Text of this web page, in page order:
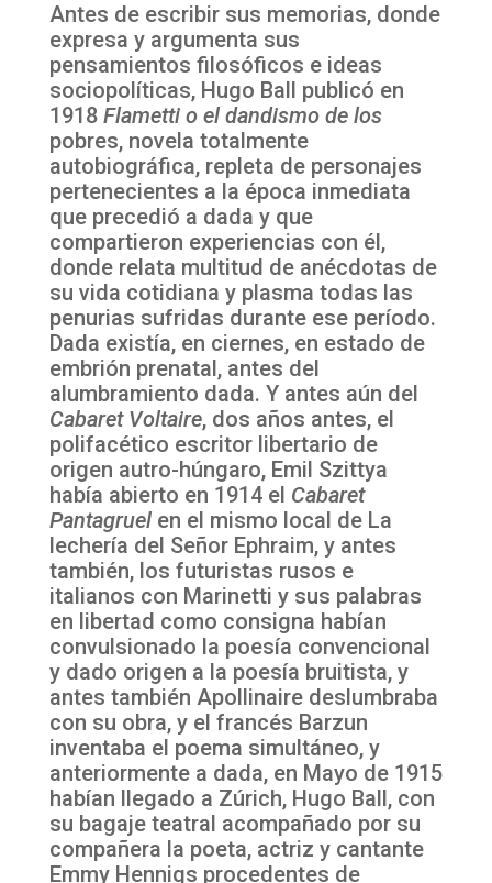
Antes de escribir sus memorias, donde
expresa y argumenta sus
pensamientos filosóficos e ideas
sociopolíticas, Hugo Ball publicó en
1918 Flametti o el dandismo de los
pobres, novela totalmente
autobiográfica, repleta de personajes
pertenecientes a la época inmediata
que precedió a dada y que
compartieron experiencias con él,
donde relata multitud de anécdotas de
su vida cotidiana y plasma todas las
penurias sufridas durante ese período.
Dada existía, en ciernes, en estado de
embrión prenatal, antes del
alumbramiento dada. Y antes aún del
Cabaret Voltaire, dos años antes, el
polifacético escritor libertario de
origen autro-húngaro, Emil Szittya
había abierto en 1914 el Cabaret
Pantagruelen el mismo local de La
lechería del Señor Ephraim, y antes
también, los futuristas rusos e
italianos con Marinetti y sus palabras
en libertad como consigna habían
convulsionado la poesía convencional
y dado origen a la poesía bruitista, y
antes también Apollinaire deslumbraba
con su obra, y el francés Barzun
inventaba el poema simultáneo, y
anteriormente a dada, en Mayo de 1915
habían llegado a Zúrich, Hugo Ball, con
su bagaje teatral acompañado por su
compañera la poeta, actriz y cantante
Emmy Hennigs procedentes de